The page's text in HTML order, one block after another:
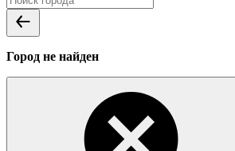
Город не найден